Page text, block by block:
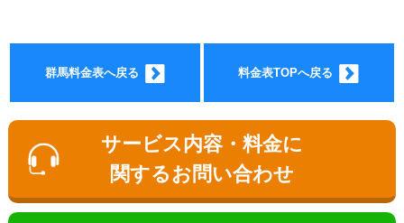
メーショ
ン
群馬料金表へ戻る 料金表TOPへ戻る
サービス内容・料金に
関するお問い合わせ